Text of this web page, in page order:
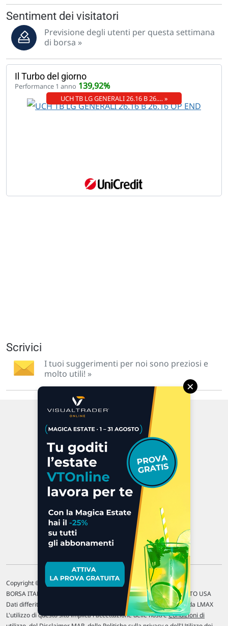
Sentiment dei visitatori
Previsione degli utenti per questa settimana
di borsa »
Il Turbo del giorno
Performance 1 anno 139,92%
UCH TB LG GENERALI 26.16 B 26.… »
Scrivici
I tuoi suggerimenti per noi sono preziosi e
molto utili! »
Via Macanno, 38/A
47923 Rimini
P.IVA 02 452 460 401
Chi siamo
Commenti e segnalazioni
Contattaci
Copyright © 1996-2026 Traderlink Italia s.r.l.
BORSA ITALIANA Quotazioni di borsa differite di 15 min. / MERCATO USA
Dati differiti di 15 min. (fonte Intrinio) / FOREX Quotazioni fornite da LMAX
L'utilizzo di questo sito implica l'accettazione delle nostreCondizioni di
×